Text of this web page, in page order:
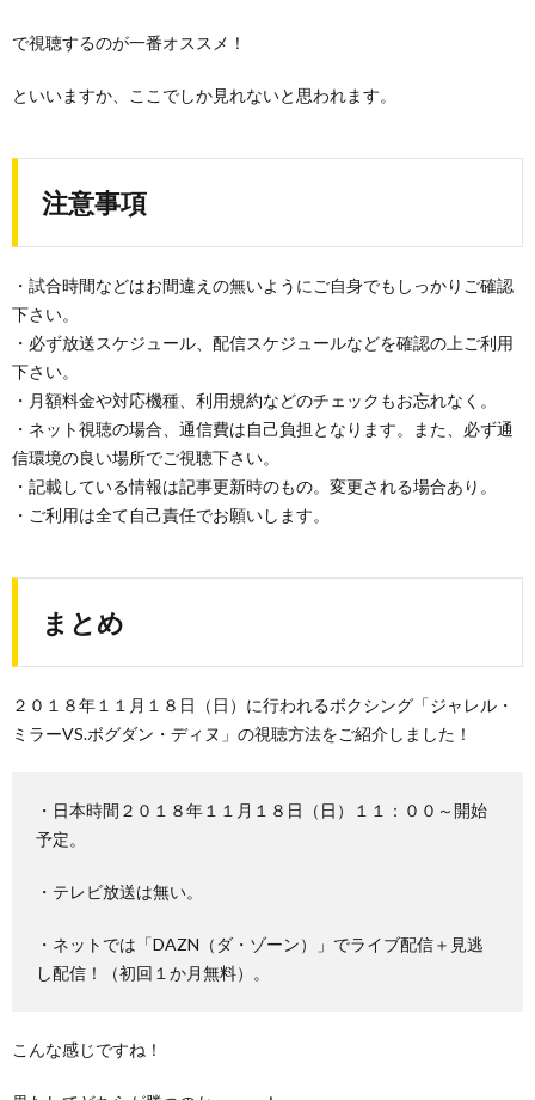
で視聴するのが一番オススメ！
といいますか、ここでしか見れないと思われます。
注意事項
・試合時間などはお間違えの無いようにご自身でもしっかりご確認
下さい。
・必ず放送スケジュール、配信スケジュールなどを確認の上ご利用
下さい。
・月額料金や対応機種、利用規約などのチェックもお忘れなく。
・ネット視聴の場合、通信費は自己負担となります。また、必ず通
信環境の良い場所でご視聴下さい。
・記載している情報は記事更新時のもの。変更される場合あり。
・ご利用は全て自己責任でお願いします。
まとめ
２０１８年１１月１８日（日）に行われるボクシング「ジャレル・
ミラーVS.ボグダン・ディヌ」の視聴方法をご紹介しました！
・日本時間２０１８年１１月１８日（日）１１：００～開始
予定。
・テレビ放送は無い。
・ネットでは「DAZN（ダ・ゾーン）」でライブ配信＋見逃
し配信！（初回１か月無料）。
こんな感じですね！